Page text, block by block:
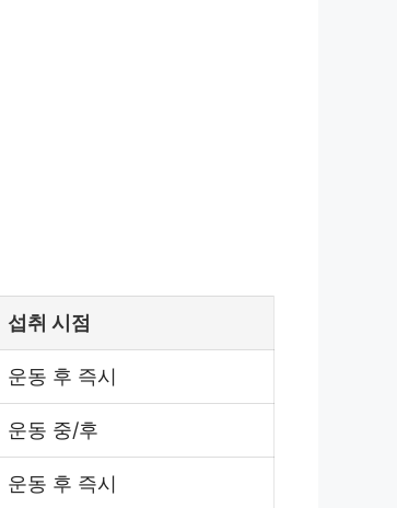
섭취 시점
운동 후 즉시
운동 중/후
운동 후 즉시